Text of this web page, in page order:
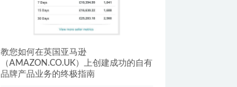
教您如何在英国亚马逊
（AMAZON.CO.UK）上创建成功的自有
品牌产品业务的终极指南